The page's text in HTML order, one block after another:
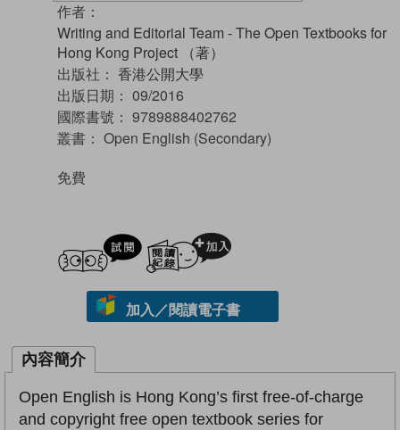
作者：
Writing and Editorial Team - The Open Textbooks for
Hong Kong Project （著）
出版社： 香港公開大學
出版日期： 09/2016
國際書號： 9789888402762
叢書： Open English (Secondary)
免費
試閲
加入／閱讀電子書
內容簡介
Open English is Hong Kong’s first free-of-charge
and copyright free open textbook series for